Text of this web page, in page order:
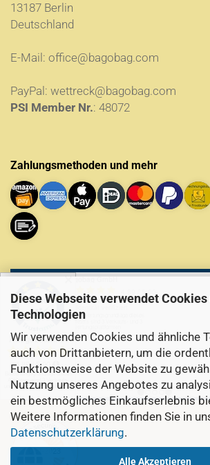
Diese Webseite verwendet
Technologien
Wir verwenden Cookies und ähnliche
auch von Drittanbietern, um die
Funktionsweise der Website zu
Nutzung unseres Angebotes zu
ein bestmögliches Einkaufserlebnis
Weitere Informationen finden Sie in
Datenschutzerklärung.
Alle Akzeptieren
13187 Berlin
Deutschland
E-Mail: office@bagobag.com
PayPal: wettreck@bagobag.com
PSI Member Nr.: 48072
Zahlungsmethoden und mehr
✕